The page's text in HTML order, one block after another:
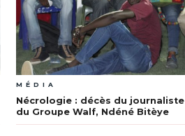
MÉDIA
Nécrologie : décès du journaliste
du Groupe Walf, Ndéné Bitèye